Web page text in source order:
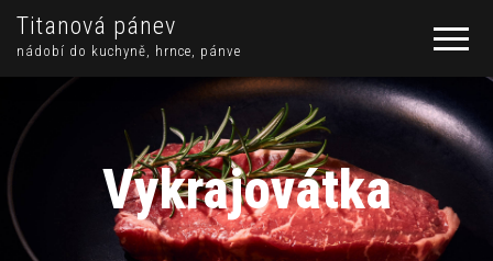
Titanová pánev
nádobí do kuchyně, hrnce, pánve
Vykrajovátka